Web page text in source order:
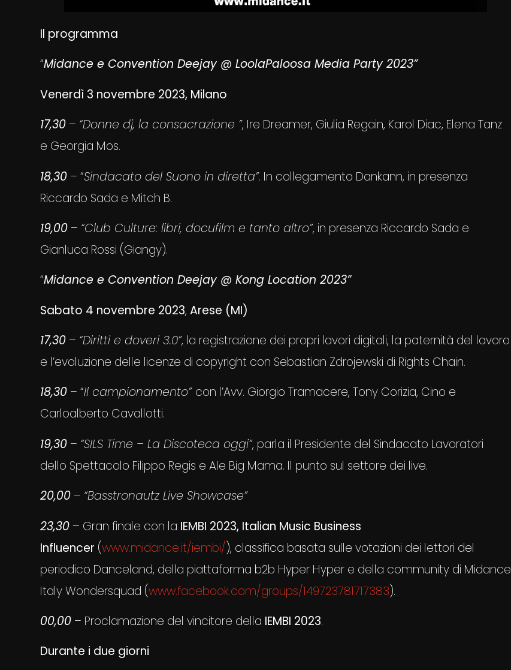
Il programma
“Midance e Convention Deejay @ LoolaPaloosa Media Party 2023”
Venerdì 3 novembre 2023, Milano
17,30 – “Donne dj, la consacrazione ”, Ire Dreamer, Giulia Regain, Karol Diac, Elena Tanz
e Georgia Mos.
18,30 – “Sindacato del Suono in diretta”. In collegamento Dankann, in presenza
Riccardo Sada e Mitch B.
19,00 – “Club Culture: libri, docufilm e tanto altro”, in presenza Riccardo Sada e
Gianluca Rossi (Giangy).
“Midance e Convention Deejay @ Kong Location 2023”
Sabato 4 novembre 2023,Arese (MI)
17,30 – “Diritti e doveri 3.0”, la registrazione dei propri lavori digitali, la paternità del lavoro
e l’evoluzione delle licenze di copyright con Sebastian Zdrojewski di Rights Chain.
18,30 – “Il campionamento” con l’Avv. Giorgio Tramacere, Tony Corizia, Cino e
Carloalberto Cavallotti.
19,30 – “SILS Time – La Discoteca oggi”, parla il Presidente del Sindacato Lavoratori
dello Spettacolo Filippo Regis e Ale Big Mama. Il punto sul settore dei live.
20,00 – “Basstronautz Live Showcase”
23,30 – Gran finale con la IEMBI 2023, Italian Music Business
Influencer (www.midance.it/iembi/), classifica basata sulle votazioni dei lettori del
periodico Danceland, della piattaforma b2b Hyper Hyper e della community di Midance
Italy Wondersquad (www.facebook.com/groups/149723781717383).
00,00 – Proclamazione del vincitore della IEMBI 2023.
Durante i due giorni